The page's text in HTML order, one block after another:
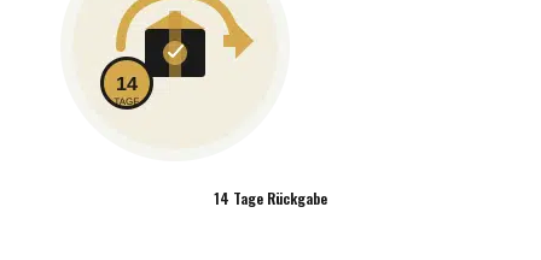
14 Tage Rückgabe